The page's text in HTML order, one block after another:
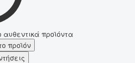
αυθεντικά προϊόντα
προϊόν